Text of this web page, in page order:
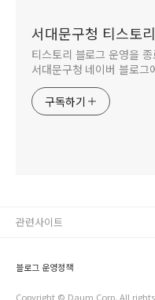
서대문구청 티스토
티스토리 블로그 운영을
서대문구청 네이버 블로그
구독하기
블로그 운영정책
Copyright © Daum Corp. All
관련사이트